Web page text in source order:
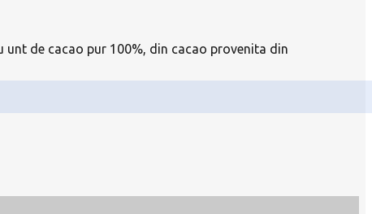
de cacao pur 100%, din cacao provenita din